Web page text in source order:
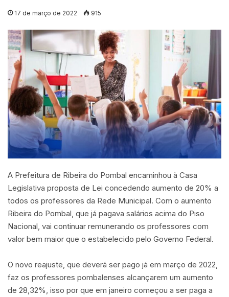
17 de março de 2022 915
A Prefeitura de Ribeira do Pombal encaminhou à Casa
Legislativa proposta de Lei concedendo aumento de 20% a
todos os professores da Rede Municipal. Com o aumento
Ribeira do Pombal, que já pagava salários acima do Piso
Nacional, vai continuar remunerando os professores com
valor bem maior que o estabelecido pelo Governo Federal.
O novo reajuste, que deverá ser pago já em março de 2022,
faz os professores pombalenses alcançarem um aumento
de 28,32%, isso por que em janeiro começou a ser paga a